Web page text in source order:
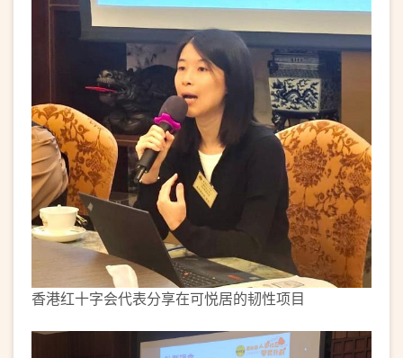
香港红十字会代表分享在可悦居的韧性项目